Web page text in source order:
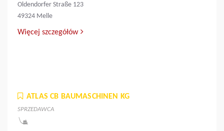
Oldendorfer Straße 123
49324 Melle
Więcej szczegółów
ATLAS CB BAUMASCHINEN KG
SPRZEDAWCA